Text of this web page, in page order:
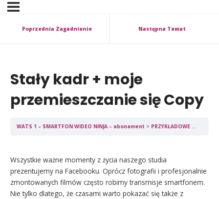
Poprzednia Zagadnienie Następna Temat
Stały kadr + moje
przemieszczanie się Copy
WATS 1 – SMARTFON WIDEO NINJA – abonament PRZYKŁADOWE transmisje i filmy z Facebooka
Wszystkie ważne momenty z życia naszego studia
prezentujemy na Facebooku. Oprócz fotografii i profesjonalnie
zmontowanych filmów często robimy transmisje smartfonem.
Nie tylko dlatego, że czasami warto pokazać się także z